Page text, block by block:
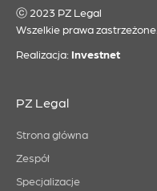
ⓒ 2023 PZ Legal
Wszelkie prawa zastrzeżone.
Realizacja: Investnet
PZ Legal
Strona główna
Zespół
Specjalizacje